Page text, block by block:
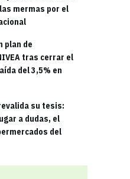
mermas por el
plan de
tras cerrar el
del 3,5% en
su tesis:
a dudas, el
del